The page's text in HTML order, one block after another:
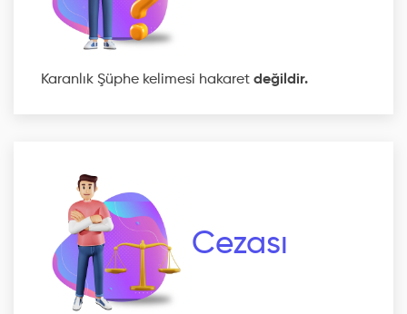
Karanlık Şüphe kelimesi hakaret değildir.
Cezası